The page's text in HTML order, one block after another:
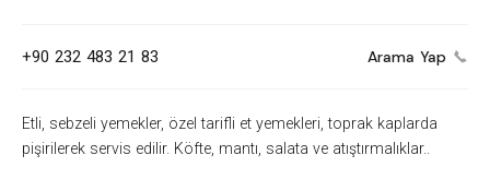
+90 232 483 21 83 Arama Yap
Etli, sebzeli yemekler, özel tarifli et yemekleri, toprak kaplarda
pişirilerek servis edilir. Köfte, mantı, salata ve atıştırmalıklar..